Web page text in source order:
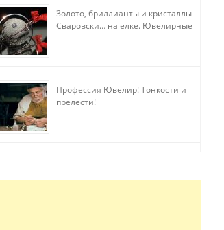
Золото, бриллианты и кристаллы
Сваровски… на елке. Ювелирные
Профессия Ювелир! Тонкости и
прелести!